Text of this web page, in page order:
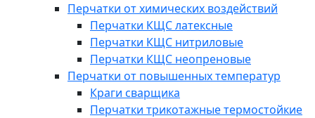
Перчатки от химических воздействий
Перчатки КЩС латексные
Перчатки КЩС нитриловые
Перчатки КЩС неопреновые
Перчатки от повышенных температур
Краги сварщика
Перчатки трикотажные термостойкие